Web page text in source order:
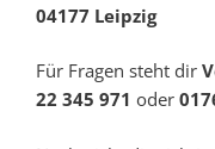
04177 Leipzig
Für Fragen steht dir
22 345 971 oder